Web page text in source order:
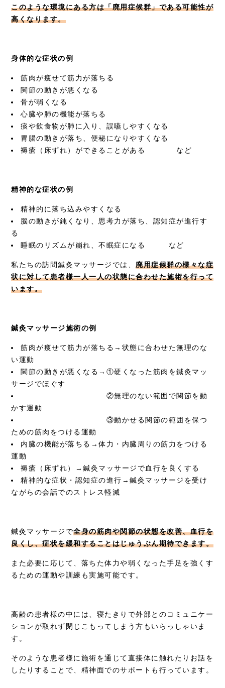
このような環境にある方は「廃用症候群」である可能性が
高くなります。
身体的な症状の例
筋肉が痩せて筋力が落ちる
関節の動きが悪くなる
骨が弱くなる
心臓や肺の機能が落ちる
痰や飲食物が肺に入り、誤嚥しやすくなる
胃腸の動きが落ち、便秘になりやすくなる
褥瘡（床ずれ）ができることがある など
精神的な症状の例
精神的に落ち込みやすくなる
脳の動きが鈍くなり、思考力が落ち、認知症が進行す
る
睡眠のリズムが崩れ、不眠症になる など
私たちの訪問鍼灸マッサージでは、廃用症候群の様々な症
状に対して患者様一人一人の状態に合わせた施術を行って
います。
鍼灸マッサージ施術の例
筋肉が痩せて筋力が落ちる→状態に合わせた無理のな
い運動
関節の動きが悪くなる→①硬くなった筋肉を鍼灸マッ
サージでほぐす
②無理のない範囲で関節を動
かす運動
③動かせる関節の範囲を保つ
ための筋肉をつける運動
内臓の機能が落ちる→体力・内臓周りの筋力をつける
運動
褥瘡（床ずれ）→鍼灸マッサージで血行を良くする
精神的な症状・認知症の進行→鍼灸マッサージを受け
ながらの会話でのストレス軽減
鍼灸マッサージで全身の筋肉や関節の状態を改善、血行を
良くし、症状を緩和することはじゅうぶん期待できます。
また必要に応じて、落ちた体力や弱くなった手足を強くす
るための運動や訓練も実施可能です。
高齢の患者様の中には、寝たきりで外部とのコミュニケー
ションが取れず閉じこもってしまう方もいらっしゃいま
す。
そのような患者様に施術を通じて直接体に触れたりお話を
したりすることで、精神面でのサポートも行っています。